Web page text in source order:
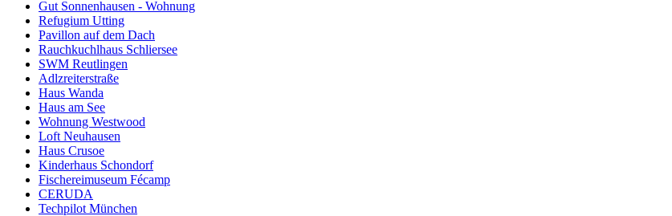
Gut Sonnenhausen - Wohnung
Refugium Utting
Pavillon auf dem Dach
Rauchkuchlhaus Schliersee
SWM Reutlingen
Adlzreiterstraße
Haus Wanda
Haus am See
Wohnung Westwood
Loft Neuhausen
Haus Crusoe
Kinderhaus Schondorf
Fischereimuseum Fécamp
CERUDA
Techpilot München